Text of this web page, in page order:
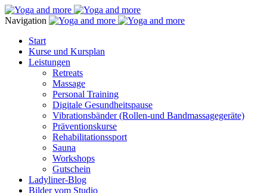
Navigation
Start
Kurse und Kursplan
Leistungen
Retreats
Massage
Personal Training
Digitale Gesundheitspause
Vibrationsbänder (Rollen-und Bandmassagegeräte)
Präventionskurse
Rehabilitationssport
Sauna
Workshops
Gutschein
Ladyliner-Blog
Bilder vom Studio